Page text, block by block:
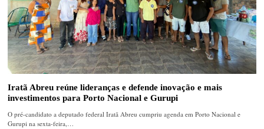
Iratã Abreu reúne lideranças e defende inovação e mais
investimentos para Porto Nacional e Gurupi
O pré-candidato a deputado federal Iratã Abreu cumpriu agenda em Porto Nacional e
Gurupi na sexta-feira,…